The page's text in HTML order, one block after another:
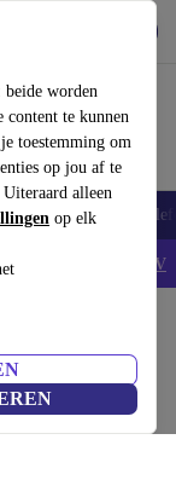
beide worden
content te kunnen
toestemming om
op jou af te
alleen
op elk
Accessoires
IPHONEDEAL - AV